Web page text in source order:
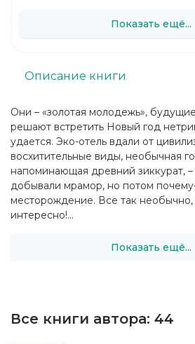
Они – «золотая молодежь»,
решают встретить Новый год
удается. Эко-отель вдали от
восхитительные виды, необычная
напоминающая древний зиккурат, –
добывали мрамор, но потом
месторождение. Все так необычно,
интересно!...
Показать ещё...
Описание книги
Все книги автора: 44
Показать ещё...